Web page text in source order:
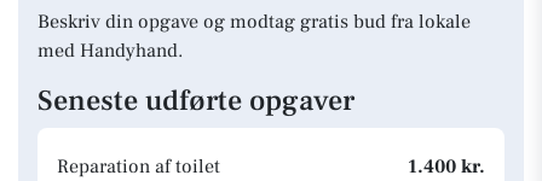
Beskriv din opgave og modtag gratis bud fra lokale
med Handyhand.
Seneste udførte opgaver
Reparation af toilet
1.400 kr.